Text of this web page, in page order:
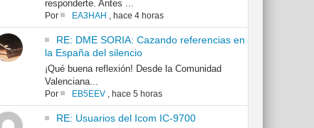
responderte. Antes ...
Por EA3HAH , hace 4 horas
RE: DME SORIA: Cazando referencias en
la España del silencio
¡Qué buena reflexión! Desde la Comunidad
Valenciana...
Por EB5EEV, hace 5 horas
RE: Usuarios del Icom IC-9700